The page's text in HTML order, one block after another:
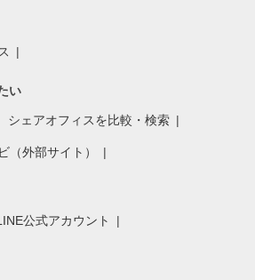
い
シェアオフィスを比較・検索
（外部サイト）
公式アカウント